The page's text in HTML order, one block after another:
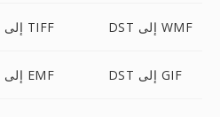
DST إلى TIFF DST إلى WMF
DST إلى EMF DST إلى GIF